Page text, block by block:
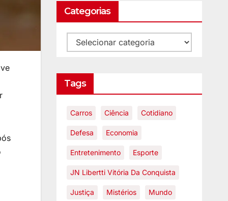
Categorias
Tags
Carros Ciência Cotidiano
Defesa Economia
Entretenimento Esporte
JN Libertti Vitória Da Conquista
Justiça Mistérios Mundo